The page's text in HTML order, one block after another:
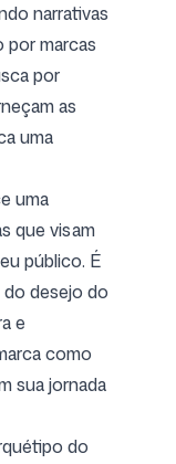
narrativas
marcas
por
as
uma
uma
que visam
público. É
desejo do
e
como
sua jornada
do